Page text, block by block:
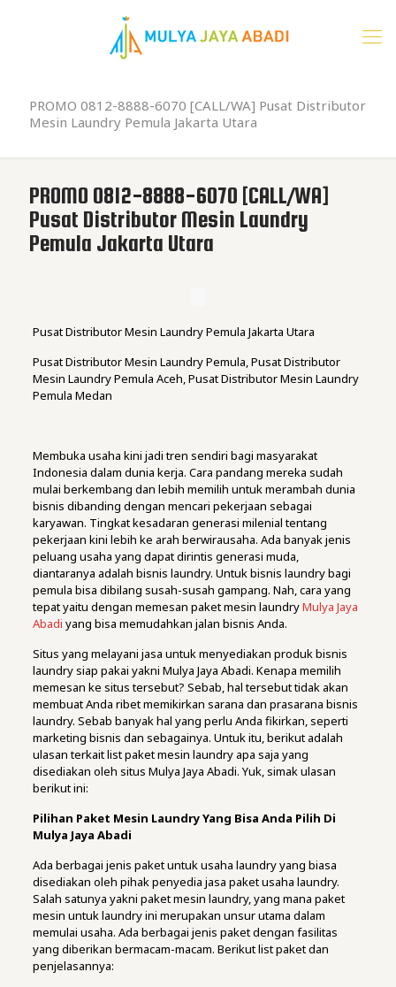
PROMO 0812-8888-6070 [CALL/WA] Pusat Distributor
Mesin Laundry Pemula Jakarta Utara
PROMO 0812-8888-6070 [CALL/WA]
Pusat Distributor Mesin Laundry
Pemula Jakarta Utara
Pusat Distributor Mesin Laundry Pemula Jakarta Utara
Pusat Distributor Mesin Laundry Pemula, Pusat Distributor
Mesin Laundry Pemula Aceh, Pusat Distributor Mesin Laundry
Pemula Medan
Membuka usaha kini jadi tren sendiri bagi masyarakat
Indonesia dalam dunia kerja. Cara pandang mereka sudah
mulai berkembang dan lebih memilih untuk merambah dunia
bisnis dibanding dengan mencari pekerjaan sebagai
karyawan. Tingkat kesadaran generasi milenial tentang
pekerjaan kini lebih ke arah berwirausaha. Ada banyak jenis
peluang usaha yang dapat dirintis generasi muda,
diantaranya adalah bisnis laundry. Untuk bisnis laundry bagi
pemula bisa dibilang susah-susah gampang. Nah, cara yang
tepat yaitu dengan memesan paket mesin laundryMulya Jaya
Abadi yang bisa memudahkan jalan bisnis Anda.
Situs yang melayani jasa untuk menyediakan produk bisnis
laundry siap pakai yakni Mulya Jaya Abadi. Kenapa memilih
memesan ke situs tersebut? Sebab, hal tersebut tidak akan
membuat Anda ribet memikirkan sarana dan prasarana bisnis
laundry. Sebab banyak hal yang perlu Anda fikirkan, seperti
marketing bisnis dan sebagainya. Untuk itu, berikut adalah
ulasan terkait list paket mesin laundry apa saja yang
disediakan oleh situs Mulya Jaya Abadi. Yuk, simak ulasan
berikut ini:
Pilihan Paket Mesin Laundry Yang Bisa Anda Pilih Di
Mulya Jaya Abadi
Ada berbagai jenis paket untuk usaha laundry yang biasa
disediakan oleh pihak penyedia jasa paket usaha laundry.
Salah satunya yakni paket mesin laundry, yang mana paket
mesin untuk laundry ini merupakan unsur utama dalam
memulai usaha. Ada berbagai jenis paket dengan fasilitas
yang diberikan bermacam-macam. Berikut list paket dan
penjelasannya: